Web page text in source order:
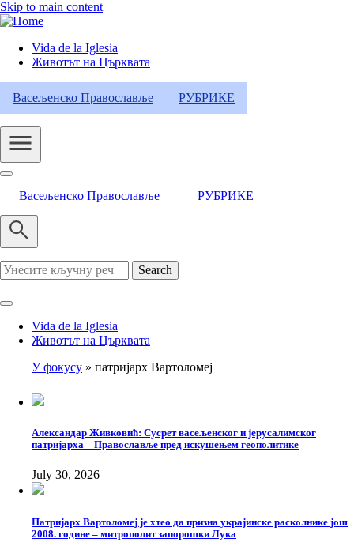
Skip to main content
Header
Category
Menu
Vida de la Iglesia
Животът на Църквата
Васељенско Православље РУБРИКЕ
Васељенско Православље РУБРИКЕ
Search
Vida de la Iglesia
Животът на Църквата
У фокусу патријарх Вартоломеј
Александар Живковић: Сусрет васељенског и јерусалимског
патријарха – Православље пред искушењем геополитике
July 30, 2026
Патријарх Вартоломеј је хтео да призна украјинске расколнике још
2008. године – митрополит запорошки Лука